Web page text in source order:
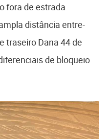
fora de estrada
distância entre-
traseiro Dana 44 de
de bloqueio